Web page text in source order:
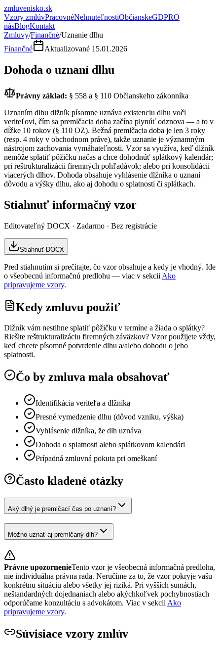
zmluvenisko.sk
Vzory zmlúvPracovnéNehnuteľnostiObčianskeGDPRO
násBlogKontakt
Zmluvy/Finančné/Uznanie dlhu
Finančné
Aktualizované 15.01.2026
Dohoda o uznaní dlhu
Právny základ: § 558 a § 110 Občianskeho zákonníka
Uznaním dlhu dlžník písomne uznáva existenciu dlhu voči
veriteľovi, čím sa premlčacia doba začína plynúť odznova — a to v
dĺžke 10 rokov (§ 110 OZ). Bežná premlčacia doba je len 3 roky
(resp. 4 roky v obchodnom práve), takže uznanie je významným
nástrojom zachovania vymáhateľnosti. Vzor sa využíva, keď dlžník
nemôže splatiť pôžičku načas a chce dohodnúť splátkový kalendár;
pri reštrukturalizácii firemných pohľadávok; alebo pri konsolidácii
viacerých dlhov. Dohoda obsahuje vyhlásenie dlžníka o uznaní
dôvodu a výšky dlhu, ako aj dohodu o splatnosti či splátkach.
Stiahnuť informačný vzor
Editovateľný DOCX · Zadarmo · Bez registrácie
Stiahnuť DOCX
Pred stiahnutím si prečítajte, čo vzor obsahuje a kedy je vhodný. Ide
o všeobecnú informačnú predlohu — viac v sekcii Ako
pripravujeme vzory.
Kedy zmluvu použiť
Dlžník vám nestihne splatiť pôžičku v termíne a žiada o splátky?
Riešite reštrukturalizáciu firemných záväzkov? Vzor použijete vždy,
keď chcete písomné potvrdenie dlhu a/alebo dohodu o jeho
splatnosti.
Čo by zmluva mala obsahovať
Identifikácia veriteľa a dlžníka
Presné vymedzenie dlhu (dôvod vzniku, výška)
Vyhlásenie dlžníka, že dlh uznáva
Dohoda o splatnosti alebo splátkovom kalendári
Prípadná zmluvná pokuta pri omeškaní
Často kladené otázky
Aký dlhý je premlčací čas po uznaní?
Možno uznať aj premlčaný dlh?
Právne upozornenieTento vzor je všeobecná informačná predloha,
nie individuálna právna rada. Neručíme za to, že vzor pokryje vašu
konkrétnu situáciu alebo všetky jej riziká. Pri vyšších sumách,
neštandardných dojednaniach alebo akýchkoľvek pochybnostiach
odporúčame konzultáciu s advokátom. Viac v sekcii Ako
pripravujeme vzory.
Súvisiace vzory zmlúv